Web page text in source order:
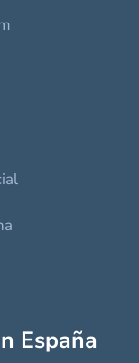
España